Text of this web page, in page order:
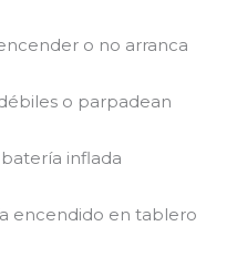
o no arranca
o parpadean
inflada
encendido en tablero